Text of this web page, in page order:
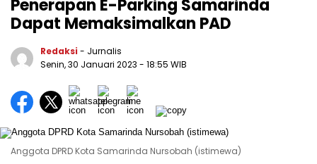
Penerapan E-Parking Samarinda
Dapat Memaksimalkan PAD
Redaksi - Jurnalis
Senin, 30 Januari 2023 - 18:55 WIB
Anggota DPRD Kota Samarinda Nursobah (istimewa)